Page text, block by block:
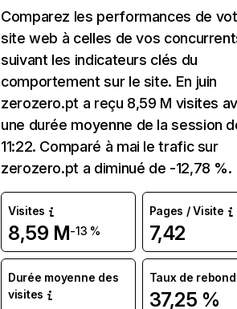
Comparez les performances de
site web à celles de vos
suivant les indicateurs clés du
comportement sur le site. En juin
zerozero.pt a reçu 8,59 M visites
une durée moyenne de la session
11:22. Comparé à mai le trafic sur
zerozero.pt a diminué de -12,78 %.
Visites
8,59 M-13 %
Pages / Visite
7,42
Durée moyenne des
visites
Taux de rebond
37,25 %